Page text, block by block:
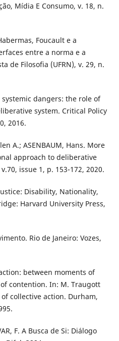
Mídia E Consumo, v. 18, n.
Foucault e a
entre a norma e a
de Filosofia (UFRN), v. 29, n.
systemic dangers: the role of
system. Critical Policy
2016.
A.; ASENBAUM, Hans. More
approach to deliberative
issue 1, p. 153-172, 2020.
Disability, Nationality,
Harvard University Press,
Rio de Janeiro: Vozes,
between moments of
contention. In: M. Traugott
collective action. Durham,
F. A Busca de Si: Diálogo